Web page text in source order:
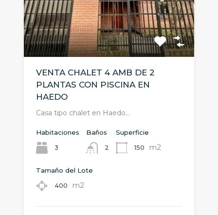
VENTA CHALET 4 AMB DE 2
PLANTAS CON PISCINA EN
HAEDO
Casa tipo chalet en Haedo…
Habitaciones
3
Baños
2
Superficie
150
m2
Tamaño del Lote
400
m2